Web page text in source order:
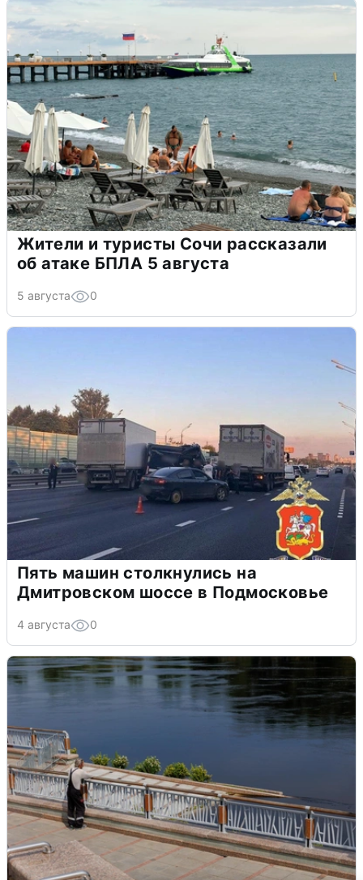
Жители и туристы Сочи рассказали
об атаке БПЛА 5 августа
5 августа 0
Пять машин столкнулись на
Дмитровском шоссе в Подмосковье
4 августа 0